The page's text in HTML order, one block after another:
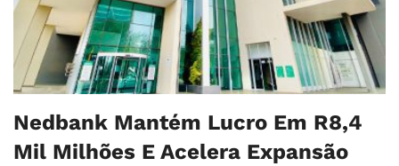
Nedbank Mantém Lucro Em R8,4
Mil Milhões E Acelera Expansão